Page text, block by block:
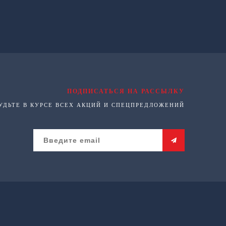
ПОДПИСАТЬСЯ НА РАССЫЛКУ
В КУРСЕ ВСЕХ АКЦИЙ И СПЕЦПРЕДЛОЖЕНИЙ